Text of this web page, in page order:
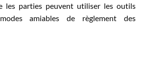
les parties peuvent utiliser les outils
amiables de règlement des